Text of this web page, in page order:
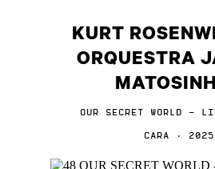
KURT
ORQUESTRA
OUR SECRET WORLD -
CARA · 2025